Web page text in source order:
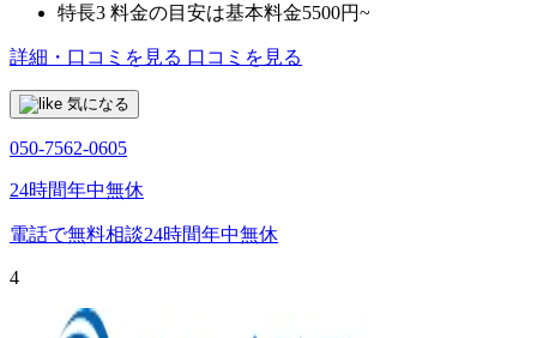
特長3 料金の目安は基本料金5500円~
詳細・口コミを見る 口コミを見る
気になる
050-7562-0605
24時間年中無休
電話で無料相談24時間年中無休
4